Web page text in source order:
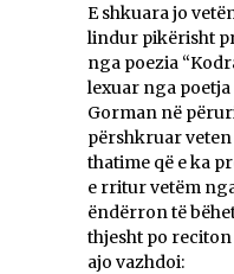
E shkuara jo
lindur pikërisht
nga poezia
lexuar nga
Gorman në
përshkruar veten
thatime që e ka
e rritur vetëm
ëndërron të
thjesht po
ajo vazhdoi: